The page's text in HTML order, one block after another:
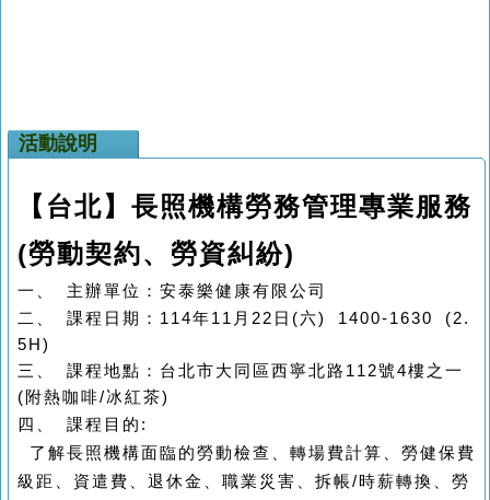
活動說明
【台北】長照機構勞務管理專業服務
(勞動契約、勞資糾紛)
一、 主辦單位 ： 安泰樂健康有限公司
二、 課程日期：114年11月22日(六) 1400-1630 (2.
5H)
三、 課程地點：台北市大同區西寧北路112號4樓之一
(附熱咖啡/冰紅茶)
四、 課程目的:
了解長照機構面臨的勞動檢查、轉場費計算、勞健保費
級距、資遣費、退休金、職業災害、拆帳/時薪轉換、勞